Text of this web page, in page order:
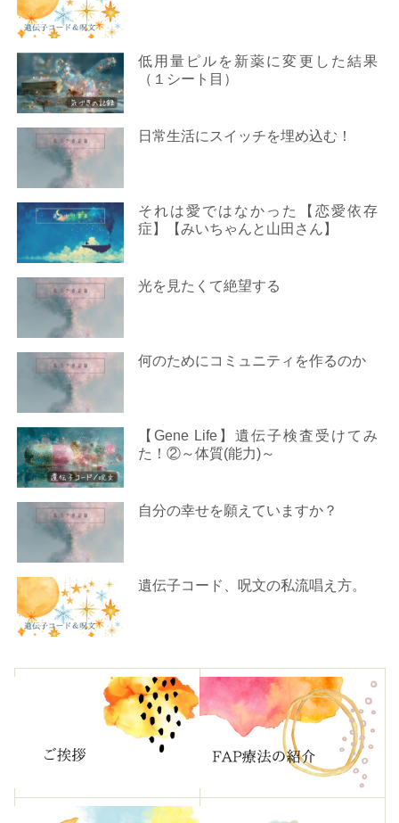
低用量ピルを新薬に変更した結果
（１シート目）
日常生活にスイッチを埋め込む！
それは愛ではなかった【恋愛依存
症】【みいちゃんと山田さん】
光を見たくて絶望する
何のためにコミュニティを作るのか
【Gene Life】遺伝子検査受けてみ
た！②～体質(能力)～
自分の幸せを願えていますか？
遺伝子コード、呪文の私流唱え方。